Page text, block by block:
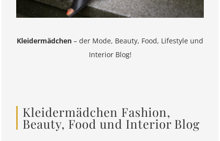
Kleidermädchen – der Mode, Beauty, Food, Lifestyle und
Interior Blog!
Kleidermädchen Fashion,
Beauty, Food und Interior Blog